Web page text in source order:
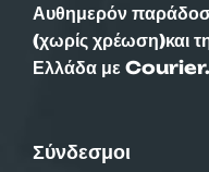
Αυθημερόν
(χωρίς χρέωση)και
Ελλάδα με Courier.
Σύνδεσμοι